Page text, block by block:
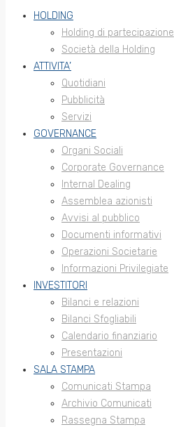
HOLDING
Holding di partecipazione
Società della Holding
ATTIVITA’
Quotidiani
Pubblicità
Servizi
GOVERNANCE
Organi Sociali
Corporate Governance
Internal Dealing
Assemblea azionisti
Avvisi al pubblico
Documenti informativi
Operazioni Societarie
Informazioni Privilegiate
INVESTITORI
Bilanci e relazioni
Bilanci Sfogliabili
Calendario finanziario
Presentazioni
SALA STAMPA
Comunicati Stampa
Archivio Comunicati
Rassegna Stampa